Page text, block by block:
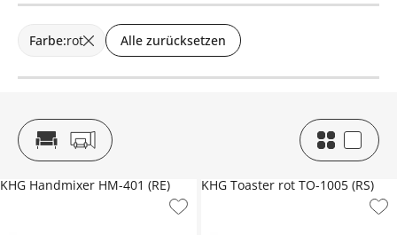
Farbe:rot Alle zurücksetzen
KHG Handmixer HM-401 (RE) KHG Toaster rot TO-1005 (RS)